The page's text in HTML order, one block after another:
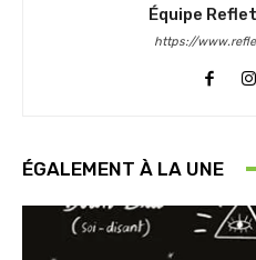
Équipe
https://
ÉGALEMENT À LA UNE